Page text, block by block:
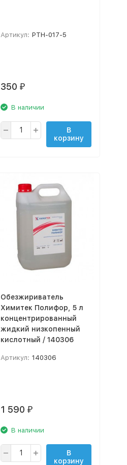
Артикул: PTH-017-5
350 ₽
В наличии
В
корзину
Обезжириватель
Химитек Полифор, 5 л
концентрированный
жидкий низкопенный
кислотный / 140306
Артикул: 140306
1 590 ₽
В наличии
В
корзину